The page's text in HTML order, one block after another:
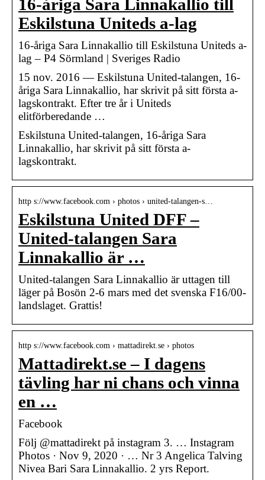
16-åriga Sara Linnakallio till
Eskilstuna Uniteds a-lag
16-åriga Sara Linnakallio till Eskilstuna Uniteds a-
lag – P4 Sörmland | Sveriges Radio
15 nov. 2016 — Eskilstuna United-talangen, 16-
åriga Sara Linnakallio, har skrivit på sitt första a-
lagskontrakt. Efter tre år i Uniteds
elitförberedande …
Eskilstuna United-talangen, 16-åriga Sara
Linnakallio, har skrivit på sitt första a-
lagskontrakt.
http s://www.facebook.com › photos › united-talangen-s…
Eskilstuna United DFF –
United-talangen Sara
Linnakallio är …
United-talangen Sara Linnakallio är uttagen till
läger på Bosön 2-6 mars med det svenska F16/00-
landslaget. Grattis!
http s://www.facebook.com › mattadirekt.se › photos
Mattadirekt.se – I dagens
tävling har ni chans och vinna
en …
Facebook
Följ @mattadirekt på instagram 3. … Instagram
Photos · Nov 9, 2020 · … Nr 3 Angelica Talving
Nivea Bari Sara Linnakallio. 2 yrs Report.